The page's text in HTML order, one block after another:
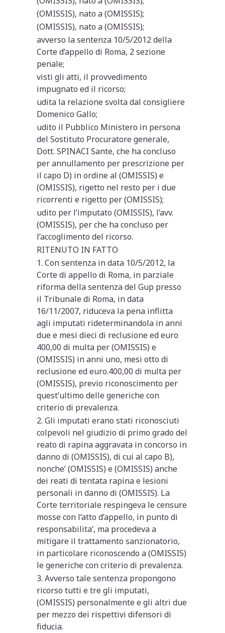
(OMISSIS), nato a (OMISSIS);
(OMISSIS), nato a (OMISSIS);
avverso la sentenza 10/5/2012 della
Corte d’appello di Roma, 2 sezione
penale;
visti gli atti, il provvedimento
impugnato ed il ricorso;
udita la relazione svolta dal consigliere
Domenico Gallo;
udito il Pubblico Ministero in persona
del Sostituto Procuratore generale,
Dott. SPINACI Sante, che ha concluso
per annullamento per prescrizione per
il capo D) in ordine al (OMISSIS) e
(OMISSIS), rigetto nel resto per i due
ricorrenti e rigetto per (OMISSIS);
udito per l’imputato (OMISSIS), l’avv.
(OMISSIS), per che ha concluso per
l’accoglimento del ricorso.
RITENUTO IN FATTO
1. Con sentenza in data 10/5/2012, la
Corte di appello di Roma, in parziale
riforma della sentenza del Gup presso
il Tribunale di Roma, in data
16/11/2007, riduceva la pena inflitta
agli imputati rideterminandola in anni
due e mesi dieci di reclusione ed euro
400,00 di multa per (OMISSIS) e
(OMISSIS) in anni uno, mesi otto di
reclusione ed euro.400,00 di multa per
(OMISSIS), previo riconoscimento per
quest’ultimo delle generiche con
criterio di prevalenza.
2. Gli imputati erano stati riconosciuti
colpevoli nel giudizio di primo grado del
reato di rapina aggravata in concorso in
danno di (OMISSIS), di cui al capo B),
nonche’ (OMISSIS) e (OMISSIS) anche
dei reati di tentata rapina e lesioni
personali in danno di (OMISSIS). La
Corte territoriale respingeva le censure
mosse con l’atto d’appello, in punto di
responsabilita’, ma procedeva a
mitigare il trattamento sanzionatorio,
in particolare riconoscendo a (OMISSIS)
le generiche con criterio di prevalenza.
3. Avverso tale sentenza propongono
ricorso tutti e tre gli imputati,
(OMISSIS) personalmente e gli altri due
per mezzo dei rispettivi difensori di
fiducia.